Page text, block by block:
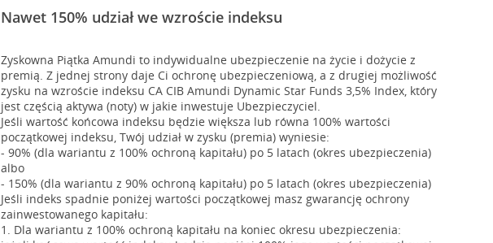
Nawet 150% udział we wzroście indeksu
Zyskowna Piątka Amundi to indywidualne ubezpieczenie na życie i dożycie z
premią. Z jednej strony daje Ci ochronę ubezpieczeniową, a z drugiej możliwość
zysku na wzroście indeksu CA CIB Amundi Dynamic Star Funds 3,5% Index, który
jest częścią aktywa (noty) w jakie inwestuje Ubezpieczyciel.
Jeśli wartość końcowa indeksu będzie większa lub równa 100% wartości
początkowej indeksu, Twój udział w zysku (premia) wyniesie:
- 90% (dla wariantu z 100% ochroną kapitału) po 5 latach (okres ubezpieczenia)
albo
- 150% (dla wariantu z 90% ochroną kapitału) po 5 latach (okres ubezpieczenia)
Jeśli indeks spadnie poniżej wartości początkowej masz gwarancję ochrony
zainwestowanego kapitału:
1. Dla wariantu z 100% ochroną kapitału na koniec okresu ubezpieczenia: